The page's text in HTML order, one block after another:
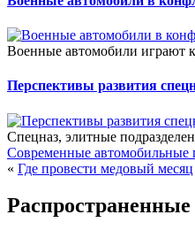
Военные автомобили играют
Перспективы развития
Спецназ, элитные
Современные автомобильные
« Где провести медовый месяц